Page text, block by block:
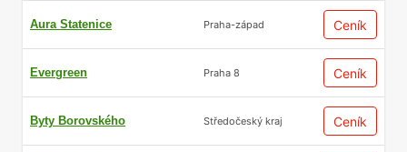
Aura Statenice Praha-západ Ceník
Evergreen Praha 8 Ceník
Byty Borovského Středočeský kraj Ceník